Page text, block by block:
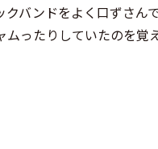
バンドをよく口ずさん
ムったりしていたのを覚